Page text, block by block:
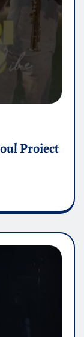
Proiect